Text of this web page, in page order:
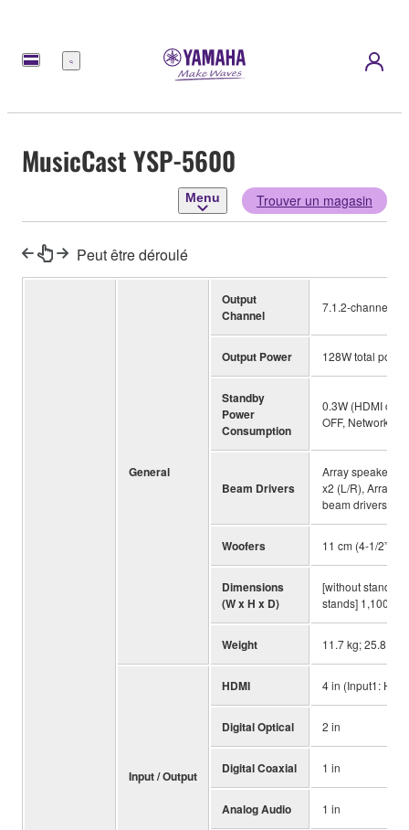
Menu
MusicCast YSP-5600
Menu Trouver un magasin
Peut être déroulé
General
Output
Channel
7.1.2-channel
Output Power 128W total
Standby
Power
Consumption
0.3W (HDMI
OFF, Network
Beam Drivers
Array speaker
x2 (L/R), Array
beam drivers
Woofers 11 cm (4-1/2”) x
Dimensions
(W x H x D)
[without stands]
stands] 1,100 x
Weight 11.7 kg; 25.8 lbs.
Input / Output
HDMI 4 in (Input1:
Digital Optical 2 in
Digital Coaxial 1 in
Analog Audio 1 in